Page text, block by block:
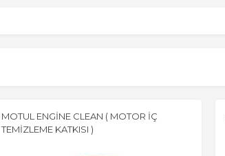
MOTUL ENGİNE CLEAN ( MOTOR İÇ
TEMİZLEME KATKISI )